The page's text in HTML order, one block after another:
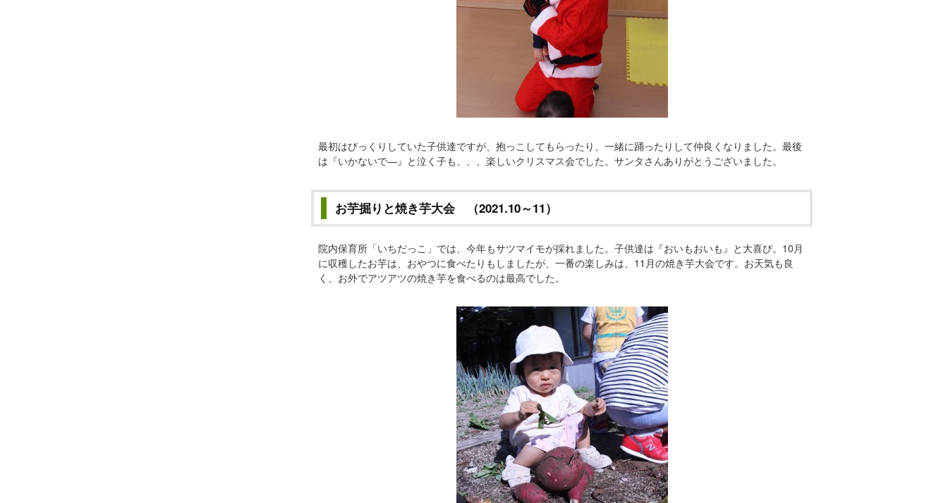
最初はびっくりしていた子供達ですが、抱っこしてもらったり、一緒に踊ったりして仲良くなりました。最後
は『いかないで―』と泣く子も、、、楽しいクリスマス会でした。サンタさんありがとうございました。
お芋掘りと焼き芋大会 （2021.10～11）
院内保育所「いちだっこ」では、今年もサツマイモが採れました。子供達は『おいもおいも』と大喜び。10月
に収穫したお芋は、おやつに食べたりもしましたが、一番の楽しみは、11月の焼き芋大会です。お天気も良
く、お外でアツアツの焼き芋を食べるのは最高でした。